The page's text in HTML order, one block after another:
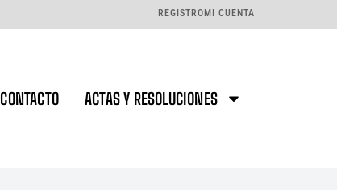
REGISTRO MI CUENTA
CONTACTO ACTAS Y RESOLUCIONES